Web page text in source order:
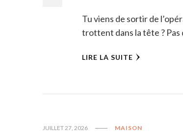
Tu viens de sortir de
trottent dans la tête ? Pas
LIRE LA SUITE
JUILLET 27, 2026 MAISON